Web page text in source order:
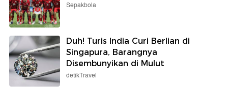
Sepakbola
Duh! Turis India Curi Berlian di
Singapura, Barangnya
Disembunyikan di Mulut
detikTravel